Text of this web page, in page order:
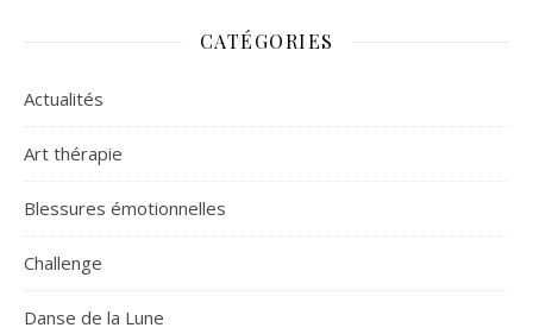
CATÉGORIES
Actualités
Art thérapie
Blessures émotionnelles
Challenge
Danse de la Lune